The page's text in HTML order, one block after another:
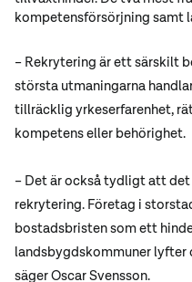
kompetensförsörjning samt
– Rekrytering är ett särskilt
största utmaningarna
tillräcklig yrkeserfarenhet,
kompetens eller behörighet.
– Det är också tydligt att
rekrytering. Företag i
bostadsbristen som ett
landsbygdskommuner
säger Oscar Svensson.